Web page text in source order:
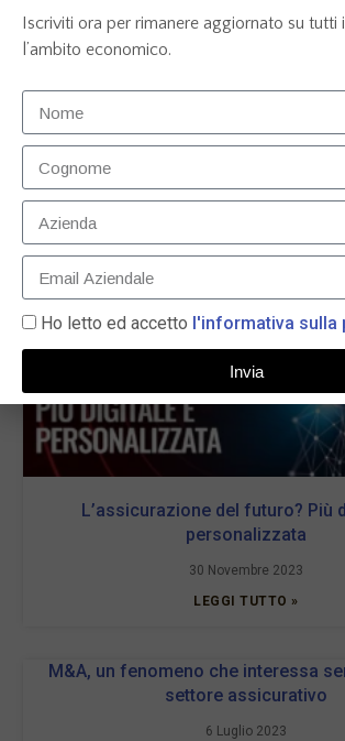
Le Fonti Awards 09.05.2024 –
L’assicurazione del futuro? Più
personalizzata
30 Novembre 2023
LEGGI TUTTO »
M&A, un fenomeno che interessa
settore assicurativo
6 Luglio 2023
Iscriviti ora per rimanere aggiornato su tutti
l’ambito economico.
Ho letto ed accetto l'informativa sulla
Invia